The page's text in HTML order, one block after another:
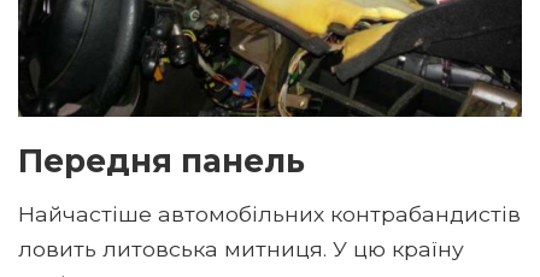
Передня панель
Найчастіше автомобільних контрабандистів
ловить литовська митниця. У цю країну